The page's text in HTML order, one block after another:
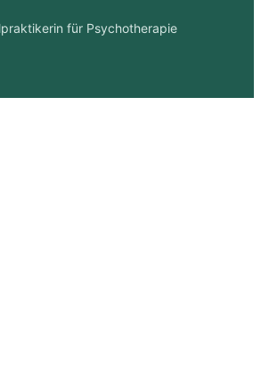
für Psychotherapie